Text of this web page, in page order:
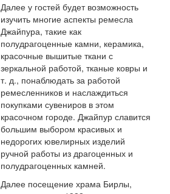
Далее у гостей будет возможность
изучить многие аспекты ремесла
Джайпура, такие как
полудрагоценные камни, керамика,
красочные вышитые ткани с
зеркальной работой, тканые ковры и
т. д., понаблюдать за работой
ремесленников и наслаждиться
покупками сувениров в этом
красочном городе. Джайпур славится
большим выбором красивых и
недорогих ювелирных изделий
ручной работы из драгоценных и
полудрагоценных камней.
Далее посещение храма Бирлы,